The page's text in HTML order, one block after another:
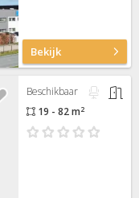
Bekijk
Beschikbaar
19 - 82 m2